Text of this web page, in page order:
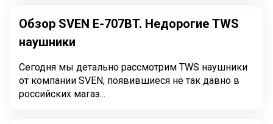
Обзор SVEN E-707BT. Недорогие TWS
наушники
Сегодня мы детально рассмотрим TWS наушники
от компании SVEN, появившиеся не так давно в
российских магаз...